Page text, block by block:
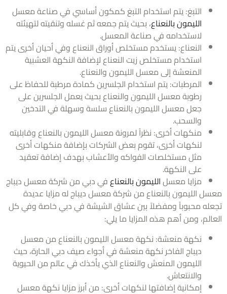
التبغ: يتم استخدام التبغ كمكون أساسي في صناعة معسل
الليمون بالنعناع، بحيث يتم جمعه ثم غسله وتنقيته لتهيئته
لاستخدامه في صناعة المعسل.
النعناع: يستخدم مستخلص أوراق النعناع وفي أحيان أخرى يتم
استخدام مستخلص زيت النعناع لإضافة النكهة العشبية
المنعشة إلى معسل الليمون والنعناع.
المرطبات: يتم استخدام الجلسرين كمادة مرطبة للحفاظ على
رطوبة معسل الليمون والنعناع بحيث يعمل الجلسرين على
جعل معسل الليمون بالنعناع سلسة وسهلة في التدخين
والسحب.
منكهات أخرى: نظراً لمرونة معسل الليمون بالنعناع وقابليته
لنكهات أخرى، تقوم بعض الشركات بإضافة منكهات أخرى
مثل مستخلصات الفواكه والأعشاب بهدف إضافة تعقيد
على النكهة.
مزايا معسلالليمون بالنعناعفي دبي من شركة معسل ديباج
الليمون بالنعناع من شركة معسل ديباج له مزايا عديدة
محبوباً ومفضلاً بين عشاق الشيشة في دبي خاصة وفي كل
ومن أهم هذه المزايا ما يلي:
نكهة منعشة: نكهة معسل الليمون بالنعناع من معسل
ديباج الفاخر نكهة منعشة في أجواء صيف دبي الحارة، حيث
الليمون المنعش والنعناع الذي يأخذك في عالم من الحيوية
والانتعاش.
إمكانية إضافتها لنكهات أخرى: من أبرز مزايا نكهة معسل